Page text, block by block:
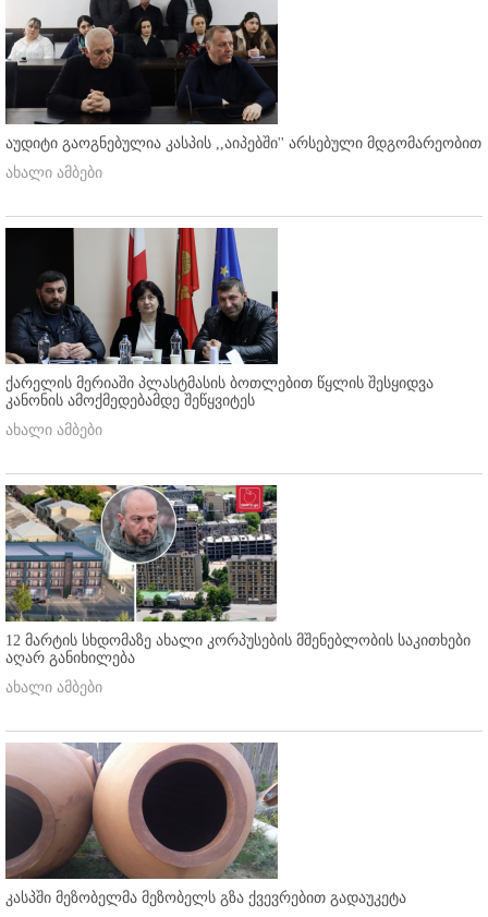
აუდიტი გაოგნებულია კასპის ,,აიპებში'' არსებული მდგომარეობით
ახალი ამბები
ქარელის მერიაში პლასტმასის ბოთლებით წყლის შესყიდვა
კანონის ამოქმედებამდე შეწყვიტეს
ახალი ამბები
12 მარტის სხდომაზე ახალი კორპუსების მშენებლობის საკითხები
აღარ განიხილება
ახალი ამბები
კასპში მეზობელმა მეზობელს გზა ქვევრებით გადაუკეტა